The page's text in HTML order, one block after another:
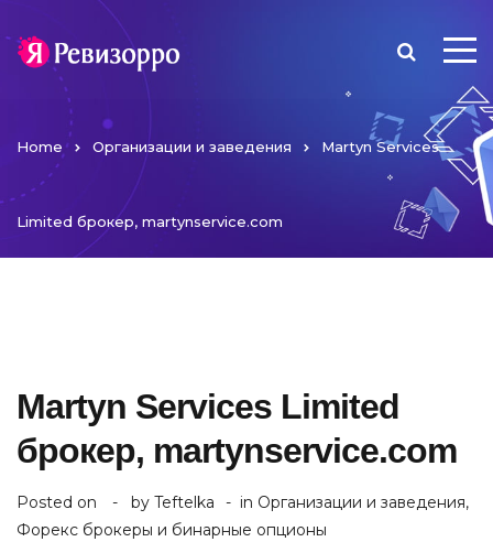
Home Организации и заведения Martyn Services
Limited брокер, martynservice.com
Martyn Services Limited
брокер, martynservice.com
Posted on by Teftelka in Организации и заведения,
Форекс брокеры и бинарные опционы